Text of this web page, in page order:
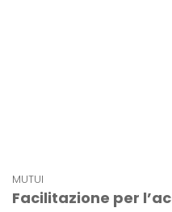
MUTUI
Facilitazione per